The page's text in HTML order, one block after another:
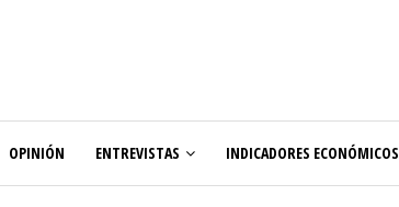
OPINIÓN ENTREVISTAS INDICADORES ECONÓMICOS